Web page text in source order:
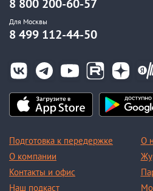
8 800 200-60-57
Для Москвы
8 499 112-44-50
Подготовка к передержке
О компании
Контакты и офис
Наш подкаст
О